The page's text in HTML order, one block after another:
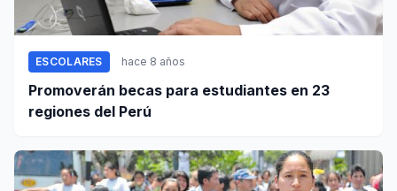
ESCOLARES hace 8 años
Promoverán becas para estudiantes en 23
regiones del Perú